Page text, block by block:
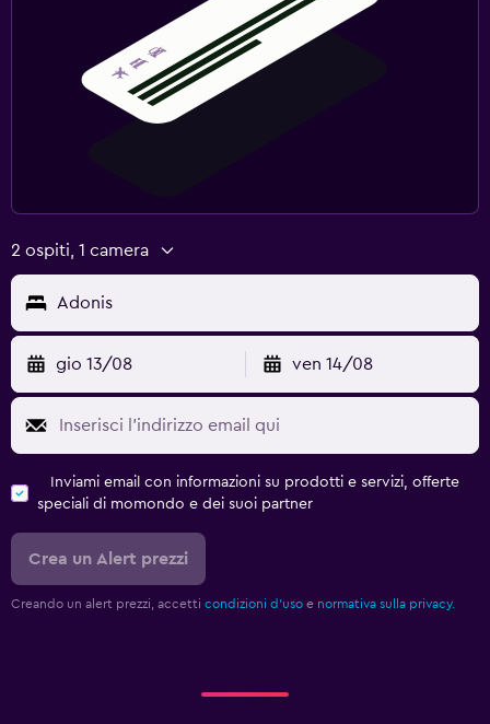
2 ospiti, 1 camera
Adonis
gio 13/08 ven 14/08
Inviami email con informazioni su prodotti e servizi, offerte
speciali di momondo e dei suoi partner
Crea un Alert prezzi
Creando un alert prezzi, accetti condizioni d'uso e normativa sulla privacy.